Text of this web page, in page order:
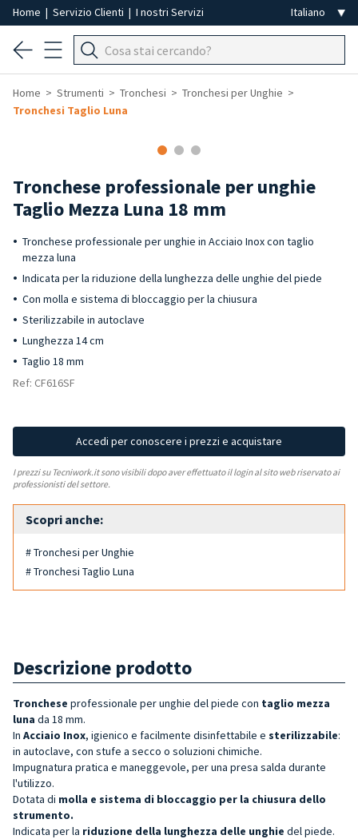
Home | Servizio Clienti | I nostri Servizi
Home Strumenti Tronchesi
Tronchesi per Unghie
Tronchesi Taglio Luna
Tronchese professionale per unghie
Taglio Mezza Luna 18 mm
Tronchese professionale per unghie in Acciaio Inox con taglio
mezza luna
Indicata per la riduzione della lunghezza delle unghie del piede
Con molla e sistema di bloccaggio per la chiusura
Sterilizzabile in autoclave
Lunghezza 14 cm
Taglio 18 mm
Ref: CF616SF
Accedi per conoscere i prezzi e acquistare
I prezzi su Tecniwork.it sono visibili dopo aver effettuato il login al sito web riservato ai
professionisti del settore.
Scopri anche:
# Tronchesi per Unghie
# Tronchesi Taglio Luna
Descrizione prodotto
Tronchese professionale per unghie del piede con taglio mezza
luna da 18 mm.
In Acciaio Inox, igienico e facilmente disinfettabile e sterilizzabile:
in autoclave, con stufe a secco o soluzioni chimiche.
Impugnatura pratica e maneggevole, per una presa salda durante
l'utilizzo.
Dotata di molla e sistema di bloccaggio per la chiusura dello
strumento.
Indicata per la riduzione della lunghezza delle unghie del piede.